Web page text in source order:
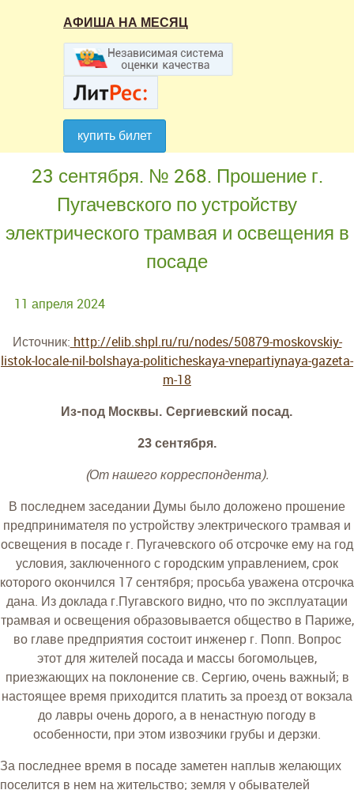
купить билет
АФИША НА МЕСЯЦ
купить билет
23 сентября. № 268. Прошение г.
Пугачевского по устройству
электрического трамвая и освещения в
посаде
11 апреля 2024
Источник: http://elib.shpl.ru/ru/nodes/50879-moskovskiy-
listok-locale-nil-bolshaya-politicheskaya-vnepartiynaya-gazeta-
m-18
Из-под Москвы. Сергиевский посад.
23 сентября.
(От нашего корреспондента).
В последнем заседании Думы было доложено прошение
предпринимателя по устройству электрического трамвая и
освещения в посаде г. Пугачевского об отсрочке ему на год
условия, заключенного с городским управлением, срок
которого окончился 17 сентября; просьба уважена отсрочка
дана. Из доклада г.Пугавского видно, что по эксплуатации
трамвая и освещения образовывается общество в Париже,
во главе предприятия состоит инженер г. Попп. Вопрос
этот для жителей посада и массы богомольцев,
приезжающих на поклонение св. Сергию, очень важный; в
настоящее время приходится платить за проезд от вокзала
до лавры очень дорого, а в ненастную погоду в
особенности, при этом извозчики грубы и дерзки.
За последнее время в посаде заметен наплыв желающих
поселится в нем на жительство; земля у обывателей